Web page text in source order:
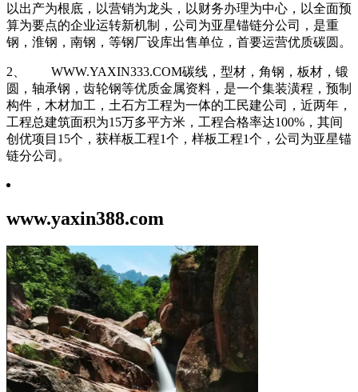
以出产为根底，以营销为龙头，以财务办理为中心，以全面预
算为要点的企业运转新机制，公司为亚星锚链分公司，是重
钢，淮钢，南钢，等钢厂设库出售单位，首要运营优质碳圆。
2、 WWW.YAXIN333.COM碳线，型材，角钢，板材，锻
圆，轴承钢，齿轮钢等优质金属资料，是一个集装潢程，预制
构件，木材加工，土石方工程为一体的工民建公司，近两年，
工程总建筑面积为15万多平方米，工程合格率达100%，其间
创优项目15个，获样板工程1个，样板工程1个，公司为亚星锚
链分公司。
www.yaxin388.com